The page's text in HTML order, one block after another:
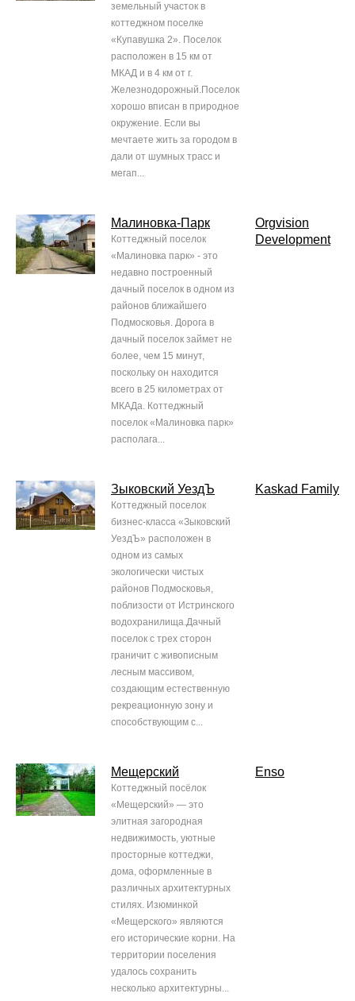
земельный участок в
коттеджном поселке
«Купавушка 2». Поселок
расположен в 15 км от
МКАД и в 4 км от г.
Железнодорожный.Поселок
хорошо вписан в природное
окружение. Если вы
мечтаете жить за городом в
дали от шумных трасс и
мегап...
Малиновка-Парк
Коттеджный поселок
«Малиновка парк» - это
недавно построенный
дачный поселок в одном из
районов ближайшего
Подмосковья. Дорога в
дачный поселок займет не
более, чем 15 минут,
поскольку он находится
всего в 25 километрах от
МКАДа. Коттеджный
поселок «Малиновка парк»
располага...
Orgvision
Development
Зыковский УездЪ
Коттеджный поселок
бизнес-класса «Зыковский
УездЪ» расположен в
одном из самых
экологически чистых
районов Подмосковья,
поблизости от Истринского
водохранилища.Дачный
поселок с трех сторон
граничит с живописным
лесным массивом,
создающим естественную
рекреационную зону и
способствующим с...
Kaskad Family
Мещерский
Коттеджный посёлок
«Мещерский» — это
элитная загородная
недвижимость, уютные
просторные коттеджи,
дома, оформленные в
различных архитектурных
стилях. Изюминкой
«Мещерского» являются
его исторические корни. На
территории поселения
удалось сохранить
несколько архитектурны...
Enso